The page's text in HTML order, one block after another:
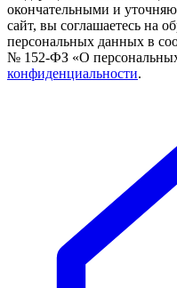
окончательными и
сайт, вы соглашаетесь на
персональных данных в
№ 152-ФЗ «О
конфиденциальности.